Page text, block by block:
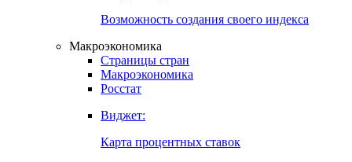
Возможность создания своего индекса
Макроэкономика
Страницы стран
Макроэкономика
Росстат
Виджет:
Карта процентных ставок